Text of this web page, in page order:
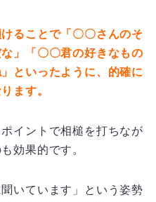
ることで「〇〇さんのそ
」「〇〇君の好きなもの
といったように、的確に
ます。
イントで相槌を打ちなが
効果的です。
いています」という姿勢